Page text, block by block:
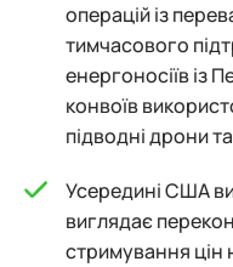
операцій із
тимчасового
енергоносіїв із
конвоїв
підводні дрони
Усередині США
виглядає
стримування цін